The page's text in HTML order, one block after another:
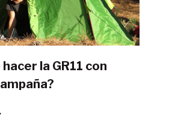
la GR11 con